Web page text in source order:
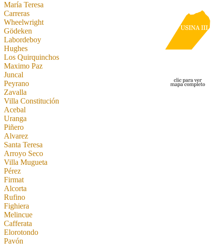
María Teresa
Carreras
Wheelwright
Gödeken
Labordeboy
Hughes
Los Quirquinchos
Maximo Paz
Juncal
Peyrano
Zavalla
Villa Constitución
Acebal
Uranga
Piñero
Alvarez
Santa Teresa
Arroyo Seco
Villa Mugueta
Pérez
Firmat
Alcorta
Rufino
Fighiera
Melincue
Cafferata
Elorotondo
Pavón